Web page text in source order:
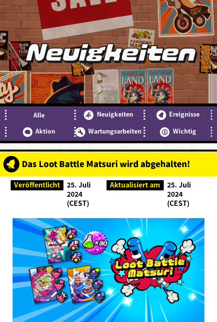
Neuigkeiten
Alle Neuigkeiten
Ereignisse
Aktion
Wartungsarbeiten Wichtig
Das Loot Battle Matsuri wird abgehalten!
Veröffentlicht
25. Juli
2024
(CEST)
Aktualisiert am
25. Juli
2024
(CEST)